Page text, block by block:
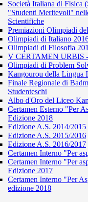
Società Italiana di Fisica
"Studenti Meritevoli"
Scientifiche
Premiazioni Olimpiadi
Olimpiadi di Italiano
Olimpiadi di Filosofia
V CERTAMEN URBIS
Olimpiadi di Problem
Kangourou della Lingua
Finale Regionale di
Studenteschi
Albo d'Oro del Liceo
Certamen Esterno "Per
Edizione 2018
Edizione A.S. 2014/2015
Edizione A.S. 2015/2016
Edizione A.S. 2016/2017
Certamen Interno "Per
Certamen Interno "Per
Edizione 2017
Certamen Interno "Per
edizione 2018